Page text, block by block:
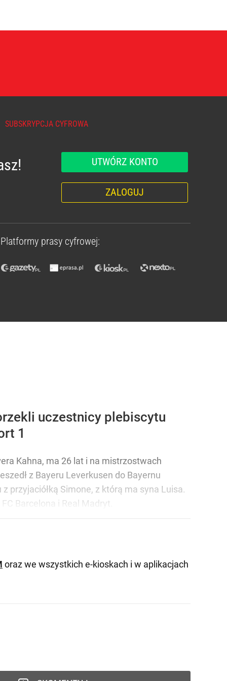
SUBSKRYPCJA CYFROWA
UTWÓRZ KONTO
ZALOGUJ
Platformy prasy cyfrowej:
uczestnicy plebiscytu
1
Kahna, ma 26 lat i na mistrzostwach
z Bayeru Leverkusen do Bayernu
przyjaciółką Simone, z którą ma syna Luisa.
Barcelona i Real Madryt.
oraz we wszystkich e-kioskach i w aplikacjach